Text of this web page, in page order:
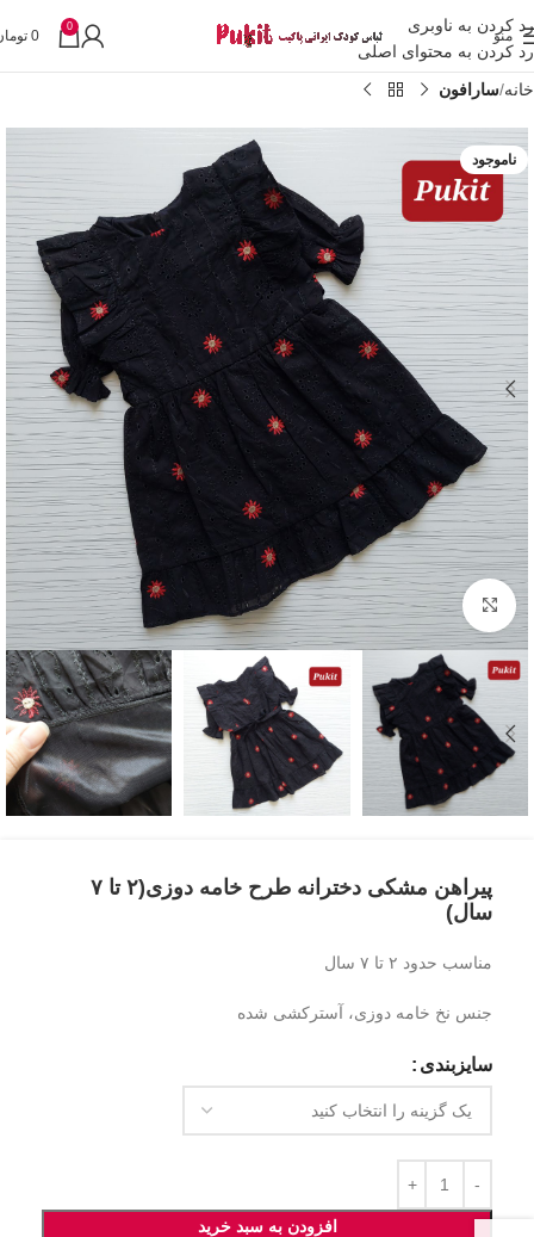
رد کردن به ناوبری
رد کردن به محتوای اصلی
منو
0
0
خانه سارافون
ناموجود
بزرگنمایی تصویر
پیراهن مشکی دخترانه طرح خامه دوزی(۲ تا ۷
سال)
مناسب حدود ۲ تا ۷ سال
جنس نخ خامه دوزی، آسترکشی شده
سایزبندی
افزودن به سبد خرید